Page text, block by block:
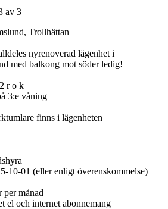
av 3
Trollhättan
nyrenoverad lägenhet i
med balkong mot söder ledig!
r o k
3:e våning
finns i lägenheten
10-01 (eller enligt överenskommelse)
per månad
el och internet abonnemang